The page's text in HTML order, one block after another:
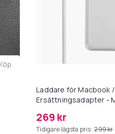
till Självhäftande
Laddare för Macbook /
Ersättningsadapter -
269 kr
Tidigare lägsta pris: 299 kr